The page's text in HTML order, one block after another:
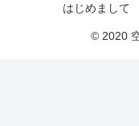
はじめまして
© 2020